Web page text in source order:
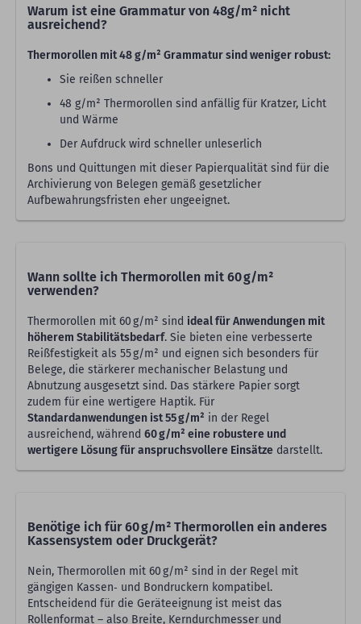
Warum ist eine Grammatur von 48g/m² nicht
ausreichend?
Thermorollen mit 48 g/m² Grammatur sind weniger robust:
Sie reißen schneller
48 g/m² Thermorollen sind anfällig für Kratzer, Licht
und Wärme
Der Aufdruck wird schneller unleserlich
Bons und Quittungen mit dieser Papierqualität sind für die
Archivierung von Belegen gemäß gesetzlicher
Aufbewahrungsfristen eher ungeeignet.
Wann sollte ich Thermorollen mit 60 g/m²
verwenden?
Thermorollen mit 60 g/m² sind ideal für Anwendungen mit
höherem Stabilitätsbedarf. Sie bieten eine verbesserte
Reißfestigkeit als 55 g/m² und eignen sich besonders für
Belege, die stärkerer mechanischer Belastung und
Abnutzung ausgesetzt sind. Das stärkere Papier sorgt
zudem für eine wertigere Haptik. Für
Standardanwendungen ist 55 g/m² in der Regel
ausreichend, während 60 g/m² eine robustere und
wertigere Lösung für anspruchsvollere Einsätze darstellt.
Benötige ich für 60 g/m² Thermorollen ein anderes
Kassensystem oder Druckgerät?
Nein, Thermorollen mit 60 g/m² sind in der Regel mit
gängigen Kassen‑ und Bondruckern kompatibel.
Entscheidend für die Geräteeignung ist meist das
Rollenformat – also Breite, Kerndurchmesser und